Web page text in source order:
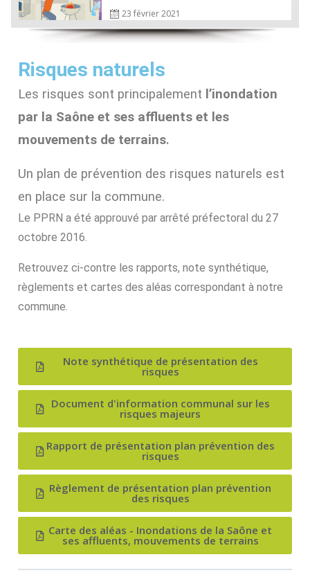
23 février 2021
Risques naturels
Les risques sont principalement l’inondation
par la Saône et ses affluents et les
mouvements de terrains.
Un plan de prévention des risques naturels est
en place sur la commune.
Le PPRN a été approuvé par arrêté préfectoral du 27
octobre 2016.
Retrouvez ci-contre les rapports, note synthétique,
règlements et cartes des aléas correspondant à notre
commune.
Note synthétique de présentation des
risques
Document d'information communal sur les
risques majeurs
Rapport de présentation plan prévention des
risques
Règlement de présentation plan prévention
des risques
Carte des aléas - Inondations de la Saône et
ses affluents, mouvements de terrains